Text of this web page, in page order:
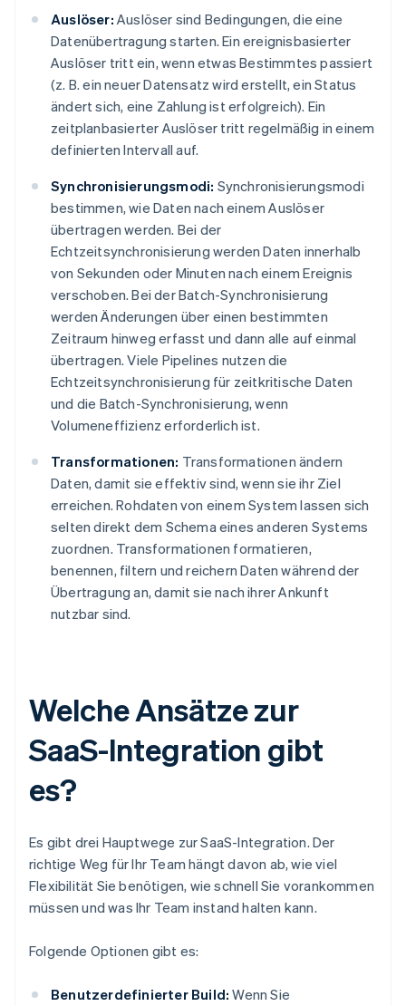
Auslöser: Auslöser sind Bedingungen, die eine
Datenübertragung starten. Ein ereignisbasierter
Auslöser tritt ein, wenn etwas Bestimmtes passiert
(z. B. ein neuer Datensatz wird erstellt, ein Status
ändert sich, eine Zahlung ist erfolgreich). Ein
zeitplanbasierter Auslöser tritt regelmäßig in einem
definierten Intervall auf.
Synchronisierungsmodi: Synchronisierungsmodi
bestimmen, wie Daten nach einem Auslöser
übertragen werden. Bei der
Echtzeitsynchronisierung werden Daten innerhalb
von Sekunden oder Minuten nach einem Ereignis
verschoben. Bei der Batch-Synchronisierung
werden Änderungen über einen bestimmten
Zeitraum hinweg erfasst und dann alle auf einmal
übertragen. Viele Pipelines nutzen die
Echtzeitsynchronisierung für zeitkritische Daten
und die Batch-Synchronisierung, wenn
Volumeneffizienz erforderlich ist.
Transformationen: Transformationen ändern
Daten, damit sie effektiv sind, wenn sie ihr Ziel
erreichen. Rohdaten von einem System lassen sich
selten direkt dem Schema eines anderen Systems
zuordnen. Transformationen formatieren,
benennen, filtern und reichern Daten während der
Übertragung an, damit sie nach ihrer Ankunft
nutzbar sind.
Welche Ansätze zur
SaaS-Integration gibt
es?
Es gibt drei Hauptwege zur SaaS-Integration. Der
richtige Weg für Ihr Team hängt davon ab, wie viel
Flexibilität Sie benötigen, wie schnell Sie vorankommen
müssen und was Ihr Team instand halten kann.
Folgende Optionen gibt es:
Benutzerdefinierter Build: Wenn Sie